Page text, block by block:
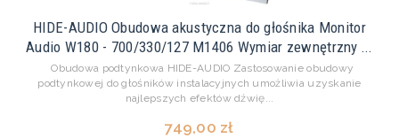
HIDE-AUDIO Obudowa akustyczna do głośnika Monitor
Audio W180 - 700/330/127 M1406 Wymiar zewnętrzny ...
Obudowa podtynkowa HIDE-AUDIO Zastosowanie obudowy
podtynkowej do głośników instalacyjnych umożliwia uzyskanie
najlepszych efektów dźwię...
749,00 zł